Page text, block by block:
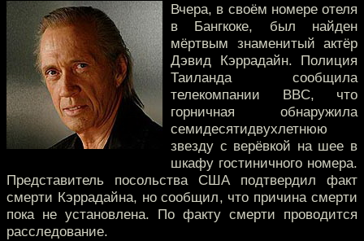
Вчера, в своём номере отеля
в Бангкоке, был найден
мёртвым знаменитый актёр
Дэвид Кэррадайн. Полиция
Таиланда сообщила
телекомпании BBC, что
горничная обнаружила
семидесятидвухлетнюю
звезду с верёвкой на шее в
шкафу гостиничного номера.
Представитель посольства США подтвердил факт
смерти Кэррадайна, но сообщил, что причина смерти
пока не установлена. По факту смерти проводится
расследование.